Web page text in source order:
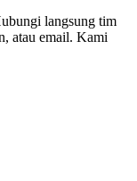
langsung tim
atau email. Kami